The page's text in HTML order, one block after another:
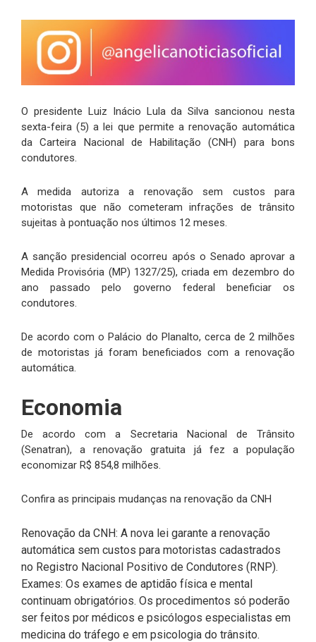
O presidente Luiz Inácio Lula da Silva sancionou nesta
sexta-feira (5) a lei que permite a renovação automática
da Carteira Nacional de Habilitação (CNH) para bons
condutores.
A medida autoriza a renovação sem custos para
motoristas que não cometeram infrações de trânsito
sujeitas à pontuação nos últimos 12 meses.
A sanção presidencial ocorreu após o Senado aprovar a
Medida Provisória (MP) 1327/25), criada em dezembro do
ano passado pelo governo federal beneficiar os
condutores.
De acordo com o Palácio do Planalto, cerca de 2 milhões
de motoristas já foram beneficiados com a renovação
automática.
Economia
De acordo com a Secretaria Nacional de Trânsito
(Senatran), a renovação gratuita já fez a população
economizar R$ 854,8 milhões.
Confira as principais mudanças na renovação da CNH
Renovação da CNH: A nova lei garante a renovação
automática sem custos para motoristas cadastrados
no Registro Nacional Positivo de Condutores (RNP).
Exames: Os exames de aptidão física e mental
continuam obrigatórios. Os procedimentos só poderão
ser feitos por médicos e psicólogos especialistas em
medicina do tráfego e em psicologia do trânsito.